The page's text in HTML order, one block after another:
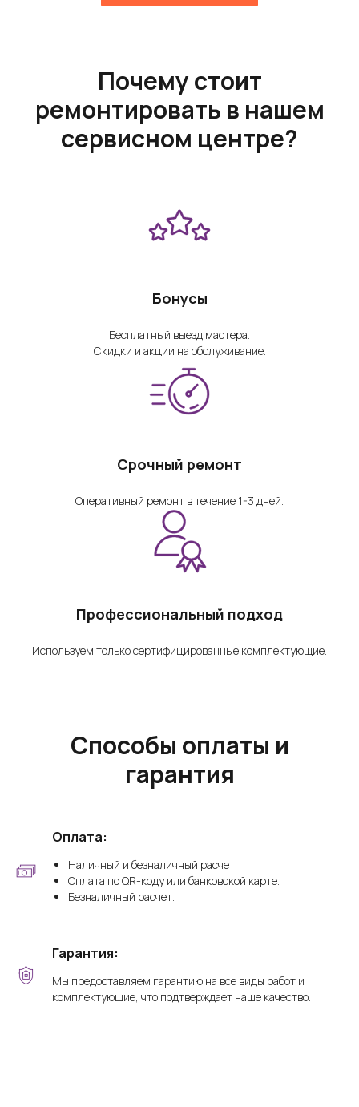
Почему стоит
ремонтировать в нашем
сервисном центре?
Бонусы
Бесплатный выезд мастера.
Скидки и акции на обслуживание.
Срочный ремонт
Оперативный ремонт в течение 1-3 дней.
Профессиональный подход
Используем только сертифицированные комплектующие.
Способы оплаты и
гарантия
Оплата:
Наличный и безналичный расчет.
Оплата по QR-коду или банковской карте.
Безналичный расчет.
Гарантия:
Мы предоставляем гарантию на все виды работ и
комплектующие, что подтверждает наше качество.